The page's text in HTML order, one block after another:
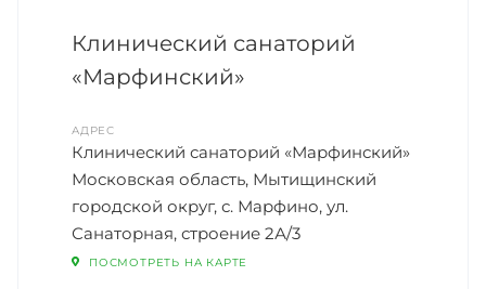
Клинический санаторий
«Марфинский»
АДРЕС
Клинический санаторий «Марфинский»
Московская область, Мытищинский
городской округ, с. Марфино, ул.
Санаторная, строение 2А/3
ПОСМОТРЕТЬ НА КАРТЕ